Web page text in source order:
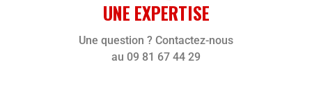
UNE EXPERTISE
Une question ? Contactez-nous
au 09 81 67 44 29